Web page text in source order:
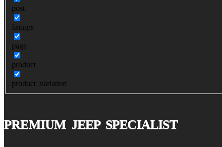
post
listings
page
product
product_variation
PREMIUM JEEP SPECIALIST